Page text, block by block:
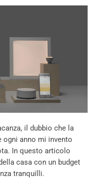
il dubbio che la
ogni anno mi invento
In questo articolo
casa con un budget
tranquilli.